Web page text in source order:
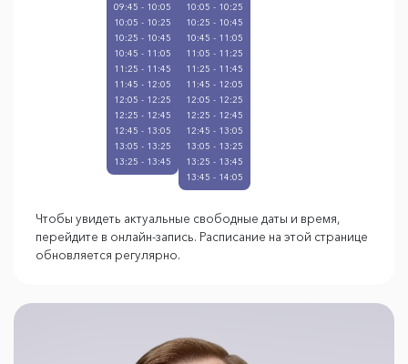
09:45 - 10:05
10:05 - 10:25
10:25 - 10:45
10:45 - 11:05
11:25 - 11:45
11:45 - 12:05
12:05 - 12:25
12:25 - 12:45
12:45 - 13:05
13:05 - 13:25
13:25 - 13:45
10:05 - 10:25
10:25 - 10:45
10:45 - 11:05
11:05 - 11:25
11:25 - 11:45
11:45 - 12:05
12:05 - 12:25
12:25 - 12:45
12:45 - 13:05
13:05 - 13:25
13:25 - 13:45
13:45 - 14:05
Чтобы увидеть актуальные свободные даты и время,
перейдите в онлайн-запись. Расписание на этой странице
обновляется регулярно.